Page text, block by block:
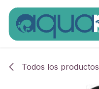
Ir al contenido
Todos los productos